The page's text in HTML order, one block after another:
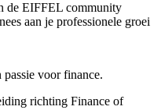
de EIFFEL community
aan je professionele groei
passie voor finance.
richting Finance of